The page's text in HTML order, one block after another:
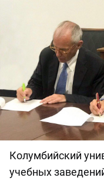
Колумбийский
учебных